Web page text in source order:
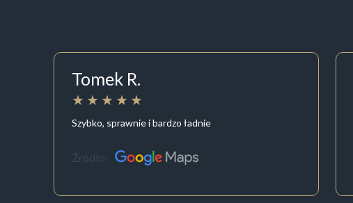
Tomek R.
Szybko, sprawnie i bardzo ładnie
Źródło: